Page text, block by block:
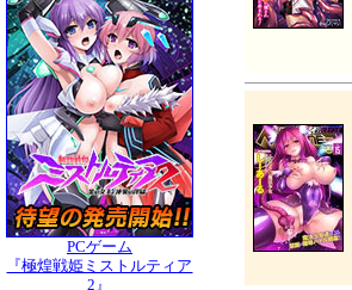
PCゲーム
『極煌戦姫ミストルティア
2』